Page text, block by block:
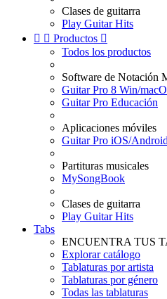
Clases de guitarra
Play Guitar Hits
  Productos 
Todos los productos
Software de Notación
Guitar Pro 8 Win/
Guitar Pro Educación
Aplicaciones móviles
Guitar Pro iOS/Android
Partituras musicales
MySongBook
Clases de guitarra
Play Guitar Hits
Tabs
ENCUENTRA TUS
Explorar catálogo
Tablaturas por artista
Tablaturas por género
Todas las tablaturas